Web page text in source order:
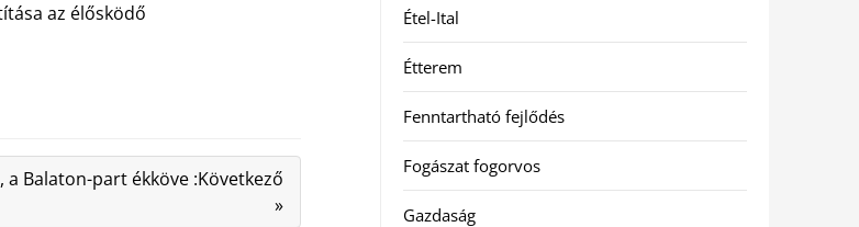
az élősködő
a Balaton-part ékköve :Következő
»
Étel-Ital
Étterem
Fenntartható fejlődés
Fogászat fogorvos
Gazdaság